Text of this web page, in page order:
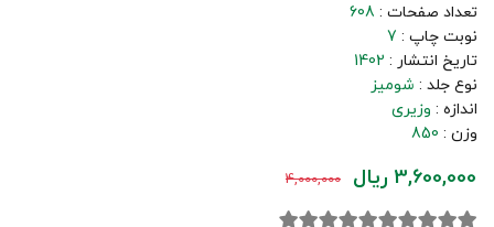
تعداد صفحات : 608
نوبت چاپ : 7
تاریخ انتشار : 1402
نوع جلد : شومیز
اندازه : وزیری
وزن : 850
3,600,000 ریال 4,000,000